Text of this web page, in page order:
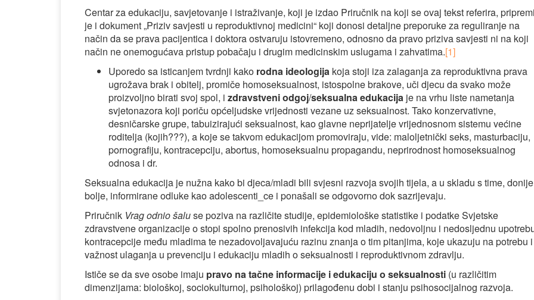
Centar za edukaciju, savjetovanje i istraživanje, koji je izdao Priručnik na koji se ovaj tekst referira,
je i dokument „Priziv savjesti u reproduktivnoj medicini“ koji donosi detaljne preporuke za reguliranje na
način da se prava pacijentica i doktora ostvaruju istovremeno, odnosno da pravo priziva savjesti ni na koji
način ne onemogućava pristup pobačaju i drugim medicinskim uslugama i zahvatima.[1]
Uporedo sa isticanjem tvrdnji kako rodna ideologija koja stoji iza zalaganja za reproduktivna prava
ugrožava brak i obitelj, promiče homoseksualnost, istospolne brakove, uči djecu da svako može
proizvoljno birati svoj spol, i zdravstveni odgoj/seksualna edukacija je na vrhu liste nametanja
svjetonazora koji poriču općeljudske vrijednosti vezane uz seksualnost. Tako konzervativne,
desničarske grupe, tabuizirajući seksualnost, kao glavne neprijatelje vrijednosnom sistemu većine
roditelja (kojih???), a koje se takvom edukacijom promoviraju, vide: maloljetnički seks, masturbaciju,
pornografiju, kontracepciju, abortus, homoseksualnu propagandu, neprirodnost homoseksualnog
odnosa i dr.
Seksualna edukacija je nužna kako bi djeca/mladi bili svjesni razvoja svojih tijela, a u skladu s time,
bolje, informirane odluke kao adolescenti_ce i ponašali se odgovorno dok sazrijevaju.
Priručnik Vrag odnio šaluse poziva na različite studije, epidemiološke statistike i podatke Svjetske
zdravstvene organizacije o stopi spolno prenosivih infekcija kod mladih, nedovoljnu i nedosljednu
kontracepcije među mladima te nezadovoljavajuću razinu znanja o tim pitanjima, koje ukazuju na potrebu i
važnost ulaganja u prevenciju i edukaciju mladih o seksualnosti i reproduktivnom zdravlju.
Ističe se da sve osobe imaju pravo na tačne informacije i edukaciju o seksualnosti (u različitim
dimenzijama: biološkoj, sociokulturnoj, psihološkoj) prilagođenu dobi i stanju psihosocijalnog razvoja.